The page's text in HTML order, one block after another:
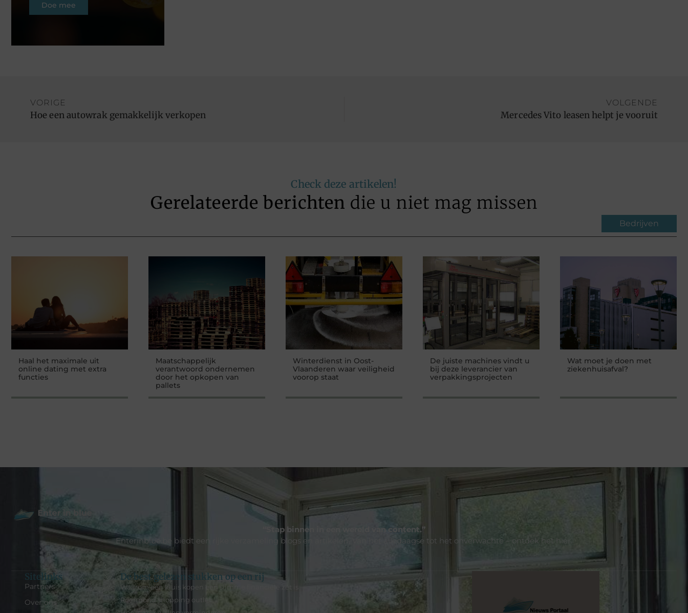
Doe mee
VORIGE
Hoe een autowrak gemakkelijk verkopen
VOLGENDE
Mercedes Vito leasen helpt je vooruit
Check deze artikelen!
Gerelateerde berichten die u niet mag missen
Bedrijven
Haal het maximale uit
online dating met extra
functies
Maatschappelijk
verantwoord ondernemen
door het opkopen van
pallets
Winterdienst in Oost-
Vlaanderen waar veiligheid
voorop staat
De juiste machines vindt u
bij deze leverancier van
verpakkingsprojecten
Wat moet je doen met
ziekenhuisafval?
“Stap binnen in een wereld van content.”
Enterinblue.be biedt een rijke verzameling blogs en artikelen. Van het alledaagse tot het onverwachte – ontdek het hier.
Sitelinks
Partners
Over ons
De best gelezen stukken op een rij
Waarom een kluis kopen een slimme financiële zet is
Roermond shopping outlet